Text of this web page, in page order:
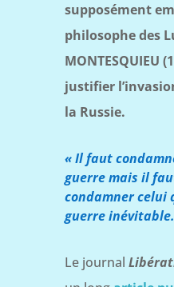
supposément
philosophe des
MONTESQUIEU
justifier
la Russie.
« Il faut
guerre mais il
condamner celui
guerre
Le journal